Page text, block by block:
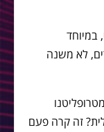
במיוחד
לא משנה
זה קרה פעם